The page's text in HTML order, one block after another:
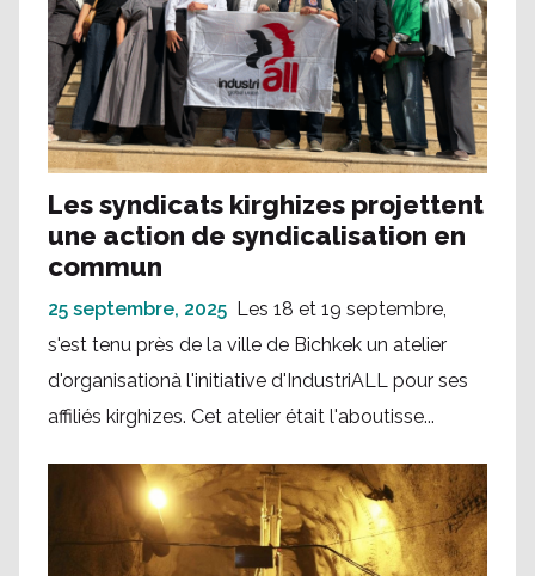
Les syndicats kirghizes projettent
une action de syndicalisation en
commun
25 septembre, 2025 Les 18 et 19 septembre,
s'est tenu près de la ville de Bichkek un atelier
d'organisationà l'initiative d'IndustriALL pour ses
affiliés kirghizes. Cet atelier était l'aboutisse...